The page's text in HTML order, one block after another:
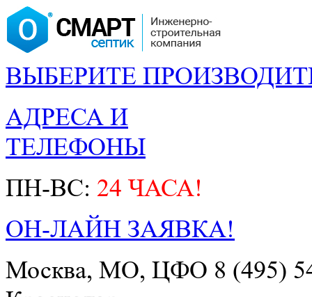
ВЫБЕРИТЕ
АДРЕСА И
ТЕЛЕФОНЫ
ПН-ВС: 24 ЧАСА!
ОН-ЛАЙН ЗАЯВКА!
Москва, МО, ЦФО 8 (495)